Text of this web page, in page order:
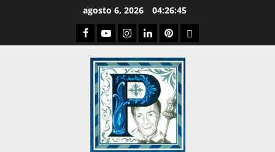
agosto 6, 2026 04:26:46
Facebook
YoutubeInstagram
LinkedPinterestDribbble